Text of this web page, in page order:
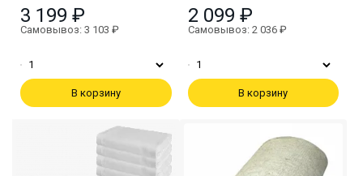
3 199 ₽
Самовывоз: 3 103 ₽
В корзину
2 099 ₽
Самовывоз: 2 036 ₽
В корзину